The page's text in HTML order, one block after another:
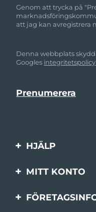
Genom att trycka på
att jag kan avregistrera
Denna webbplats
Googles integritetspolicy
HJÄLP
Kontakta oss
MITT KONTO